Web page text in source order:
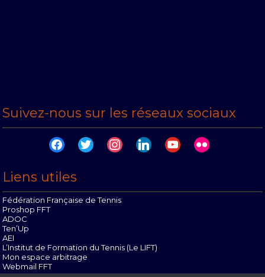
Suivez-nous sur les réseaux sociaux
facebooktwitter instagramlinkedinyoutubeflickr
Liens utiles
Fédération Française de Tennis
Proshop FFT
ADOC
Ten’Up
AEI
L’Institut de Formation du Tennis (Le LIFT)
Mon espace arbitrage
Webmail FFT